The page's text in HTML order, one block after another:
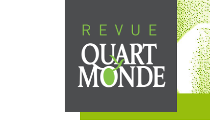
au
contenu